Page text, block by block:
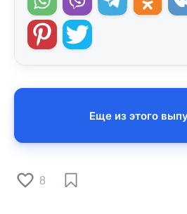
Еще из этого
8